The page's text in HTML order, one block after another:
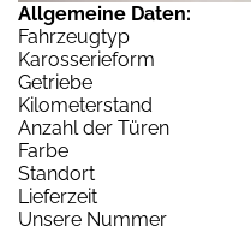
Allgemeine Daten:
Fahrzeugtyp
Karosserieform
Getriebe
Kilometerstand
Anzahl der Türen
Farbe
Standort
Lieferzeit
Unsere Nummer